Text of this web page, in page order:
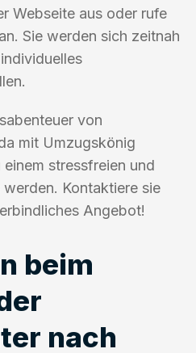
Webseite aus oder rufe
Sie werden sich zeitnah
von
mit Umzugskönig
stressfreien und
Kontaktiere sie
Angebot!
beim
nach